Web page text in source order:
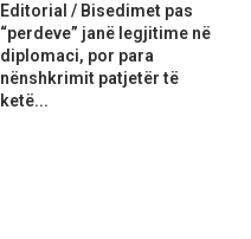
Editorial / Bisedimet pas
“perdeve” janë legjitime në
diplomaci, por para
nënshkrimit patjetër të
ketë...